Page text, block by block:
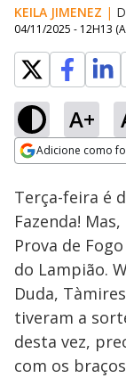
KEILA JIMENEZ |
04/11/2025 - 12H13
A+
Adicione como
Ativar
Loaded:
9.81%
Terça-feira é
Fazenda!
Prova de
do Lampião.
Duda,
tiveram a
desta vez,
com os